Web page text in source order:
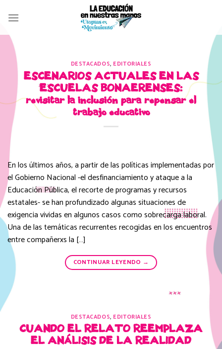
DESTACADOS, EDITORIALES
ESCENARIOS ACTUALES EN LAS
ESCUELAS BONAERENSES:
revisitar la inclusión para repensar el
trabajo educativo
En los últimos años, a partir de las políticas implementadas por
el Gobierno Nacional -el desfinanciamiento y ataque a la
Educación Pública, el recorte de programas y recursos
estatales- se han profundizado algunas situaciones de
exigencia vividas en algunos casos como sobrecarga laboral.
Una de las temáticas recurrentes recogidas en los encuentros
entre compañerxs la […]
CONTINUAR LEYENDO →
DESTACADOS, EDITORIALES
CUANDO EL RELATO REEMPLAZA
EL ANÁLISIS DE LA REALIDAD